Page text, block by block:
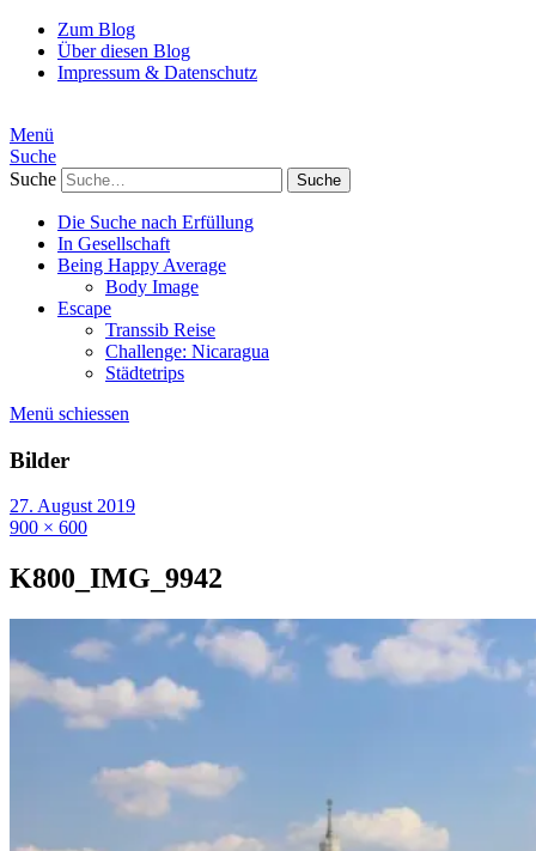
Zum Blog
Über diesen Blog
Impressum & Datenschutz
Menü
Suche
Suche
Die Suche nach Erfüllung
In Gesellschaft
Being Happy Average
Body Image
Escape
Transsib Reise
Challenge: Nicaragua
Städtetrips
Menü schiessen
Bilder
27. August 2019
900 × 600
K800_IMG_9942